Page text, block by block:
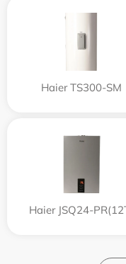
Haier TS300-SM
Haier JSQ24-